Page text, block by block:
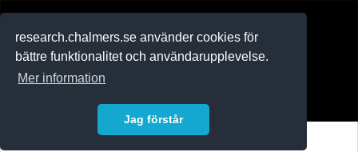
research.chalmers.se använder cookies för
bättre funktionalitet och användarupplevelse.
Mer information
Jag förstår